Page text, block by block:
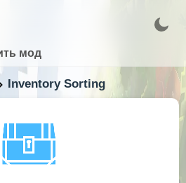
мод
Inventory Sorting